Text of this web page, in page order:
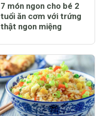
7 món ngon cho bé 2
tuổi ăn cơm với trứng
thật ngon miệng